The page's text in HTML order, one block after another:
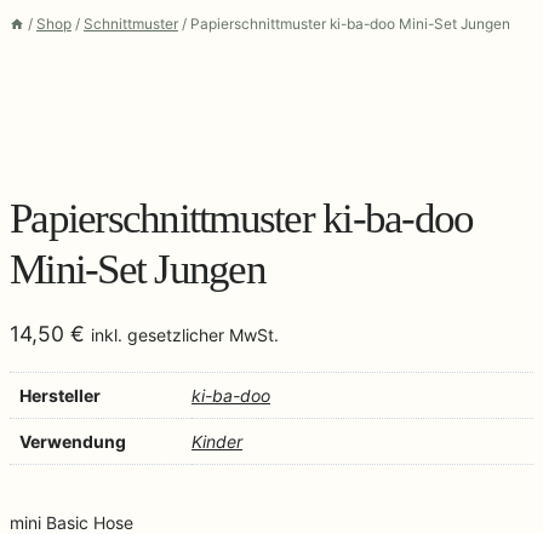
/ Shop / Schnittmuster / Papierschnittmuster ki-ba-doo Mini-Set Jungen
Papierschnittmuster ki-ba-doo
Mini-Set Jungen
14,50 € inkl. gesetzlicher MwSt.
Hersteller ki-ba-doo
Verwendung Kinder
mini Basic Hose